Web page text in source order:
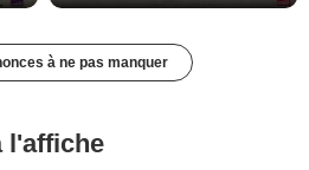
à ne pas manquer
l'affiche